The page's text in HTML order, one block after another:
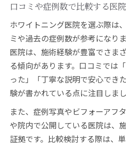
口コミや症例数で比較する医
ホワイトニング医院を選ぶ際は
ミや過去の症例数が参考になり
医院は、施術経験が豊富でさま
る傾向があります。口コミでは
った」「丁寧な説明で安心でき
験が書かれている点に注目しまし
また、症例写真やビフォーアフ
や院内で公開している医院は、
証拠です。比較検討する際は、